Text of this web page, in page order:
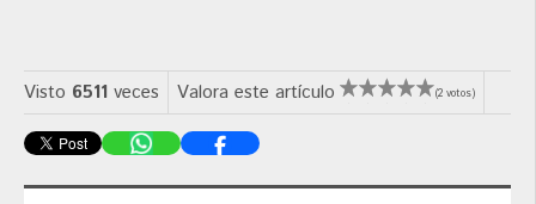
Visto 6511 veces Valora este artículo (2 votos)